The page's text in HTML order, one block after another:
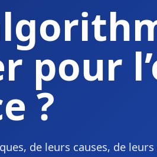
pour
?
de leurs causes, de